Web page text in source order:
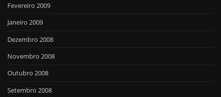
Fevereiro 2009
Janeiro 2009
Dezembro 2008
Novembro 2008
Outubro 2008
Setembro 2008